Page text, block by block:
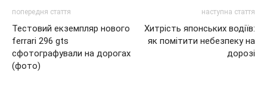
попередня стаття
Тестовий екземпляр нового
ferrari 296 gts
сфотографували на дорогах
(фото)
наступна стаття
Хитрість японських водіїв:
як помітити небезпеку на
дорозі